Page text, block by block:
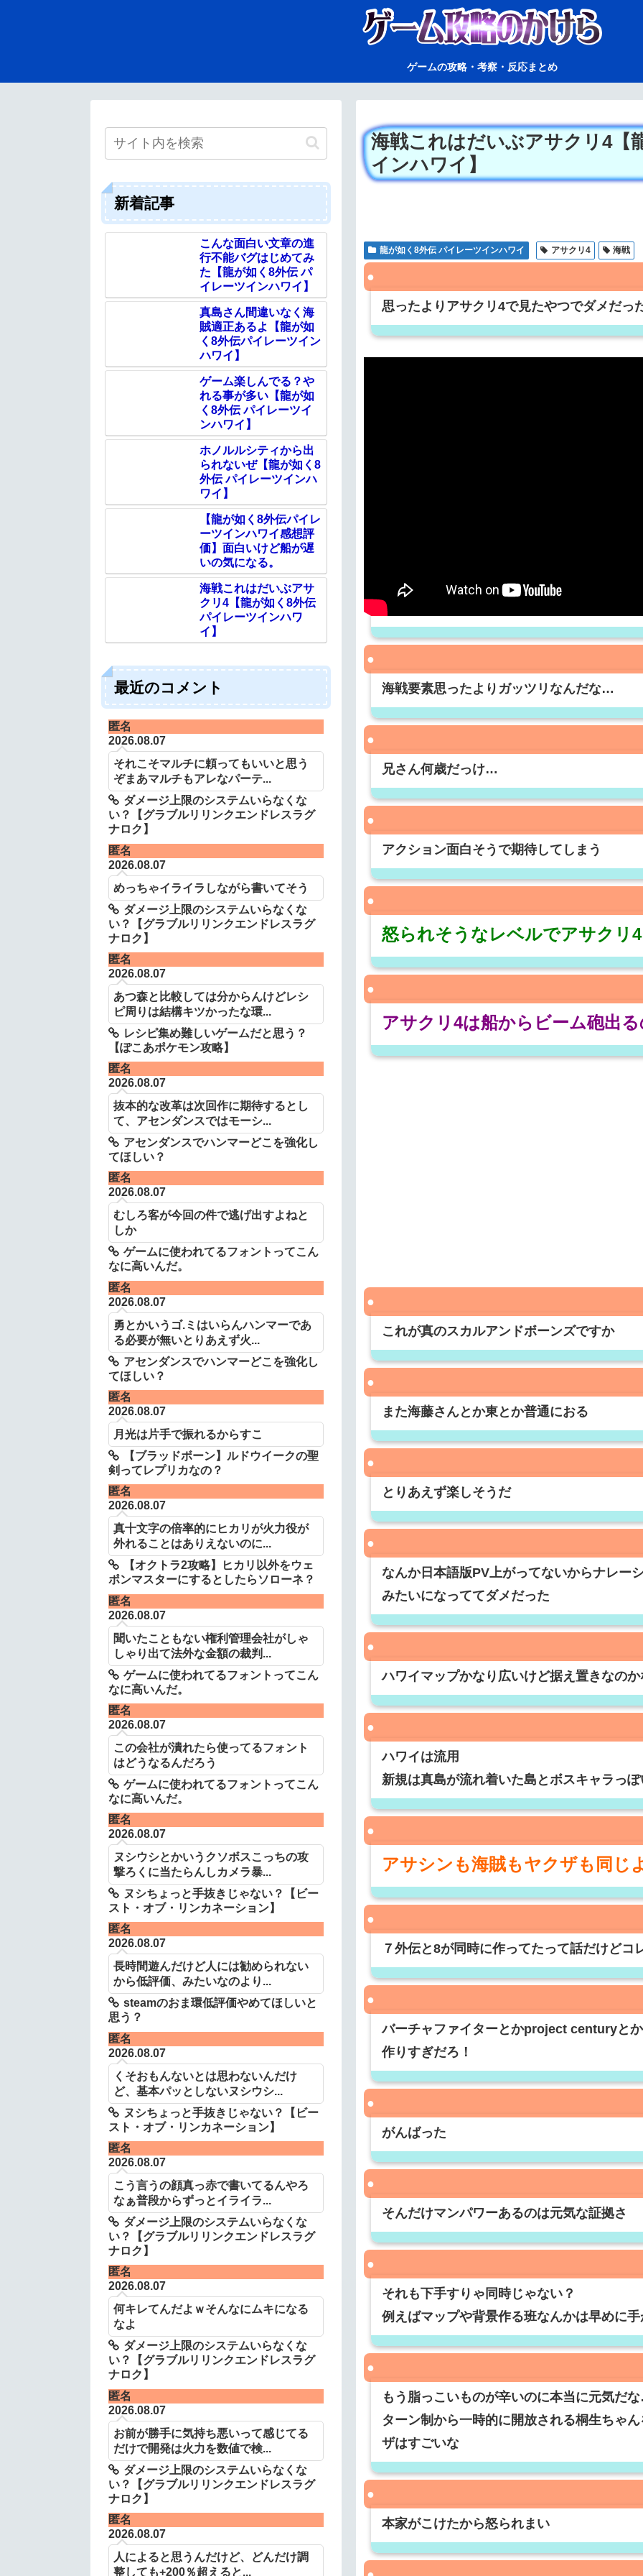
ゲームの攻略・考察・反応まとめ
海戦これはだいぶアサクリ4【
インハワイ】
龍が如く8外伝 パイレーツインハワイ アサクリ4 海戦
思ったよりアサクリ4で見たやつでダメだっ
海戦要素思ったよりガッツリなんだな…
兄さん何歳だっけ…
アクション面白そうで期待してしまう
怒られそうなレベルでアサクリ
アサクリ4は船からビーム砲出
これが真のスカルアンドボーンズですか
また海藤さんとか東とか普通におる
とりあえず楽しそうだ
なんか日本語版PV上がってないからナレー
みたいになっててダメだった
ハワイマップかなり広いけど据え置きなのか
ハワイは流用
新規は真島が流れ着いた島とボスキャラっ
アサシンも海賊もヤクザも同じ
７外伝と8が同時に作ってたって話だけど
バーチャファイターとかproject centuryと
作りすぎだろ！
がんばった
そんだけマンパワーあるのは元気な証拠さ
それも下手すりゃ同時じゃない？
例えばマップや背景作る班なんかは早めに
もう脂っこいものが辛いのに本当に元気だ
ターン制から一時的に開放される桐生ちゃ
ザはすごいな
本家がこけたから怒られまい
新着記事
こんな面白い文章の進
行不能バグはじめてみ
た【龍が如く8外伝 パ
イレーツインハワイ】
真島さん間違いなく海
賊適正あるよ【龍が如
く8外伝パイレーツイン
ハワイ】
ゲーム楽しんでる？や
れる事が多い【龍が如
く8外伝 パイレーツイ
ンハワイ】
ホノルルシティから出
られないぜ【龍が如く8
外伝 パイレーツインハ
ワイ】
【龍が如く8外伝パイレ
ーツインハワイ感想評
価】面白いけど船が遅
いの気になる。
海戦これはだいぶアサ
クリ4【龍が如く8外伝
パイレーツインハワ
イ】
最近のコメント
匿名
2026.08.07
それこそマルチに頼ってもいいと思う
ぞまあマルチもアレなパーテ...
ダメージ上限のシステムいらなくな
い？【グラブルリリンクエンドレスラグ
ナロク】
匿名
2026.08.07
めっちゃイライラしながら書いてそう
ダメージ上限のシステムいらなくな
い？【グラブルリリンクエンドレスラグ
ナロク】
匿名
2026.08.07
あつ森と比較しては分からんけどレシ
ピ周りは結構キツかったな環...
レシピ集め難しいゲームだと思う？
【ぽこあポケモン攻略】
匿名
2026.08.07
抜本的な改革は次回作に期待するとし
て、アセンダンスではモーシ...
アセンダンスでハンマーどこを強化し
てほしい？
匿名
2026.08.07
むしろ客が今回の件で逃げ出すよねと
しか
ゲームに使われてるフォントってこん
なに高いんだ。
匿名
2026.08.07
勇とかいうゴ.ミはいらんハンマーであ
る必要が無いとりあえず火...
アセンダンスでハンマーどこを強化し
てほしい？
匿名
2026.08.07
月光は片手で振れるからすこ
【ブラッドボーン】ルドウイークの聖
剣ってレプリカなの？
匿名
2026.08.07
真十文字の倍率的にヒカリが火力役が
外れることはありえないのに...
【オクトラ2攻略】ヒカリ以外をウェ
ポンマスターにするとしたらソローネ？
匿名
2026.08.07
聞いたこともない権利管理会社がしゃ
しゃり出て法外な金額の裁判...
ゲームに使われてるフォントってこん
なに高いんだ。
匿名
2026.08.07
この会社が潰れたら使ってるフォント
はどうなるんだろう
ゲームに使われてるフォントってこん
なに高いんだ。
匿名
2026.08.07
ヌシウシとかいうクソボスこっちの攻
撃ろくに当たらんしカメラ暴...
ヌシちょっと手抜きじゃない？【ビー
スト・オブ・リンカネーション】
匿名
2026.08.07
長時間遊んだけど人には勧められない
から低評価、みたいなのより...
steamのおま環低評価やめてほしいと
思う？
匿名
2026.08.07
くそおもんないとは思わないんだけ
ど、基本パッとしないヌシウシ...
ヌシちょっと手抜きじゃない？【ビー
スト・オブ・リンカネーション】
匿名
2026.08.07
こう言うの顔真っ赤で書いてるんやろ
なぁ普段からずっとイライラ...
ダメージ上限のシステムいらなくな
い？【グラブルリリンクエンドレスラグ
ナロク】
匿名
2026.08.07
何キレてんだよｗそんなにムキになる
なよ
ダメージ上限のシステムいらなくな
い？【グラブルリリンクエンドレスラグ
ナロク】
匿名
2026.08.07
お前が勝手に気持ち悪いって感じてる
だけで開発は火力を数値で検...
ダメージ上限のシステムいらなくな
い？【グラブルリリンクエンドレスラグ
ナロク】
匿名
2026.08.07
人によると思うんだけど、どんだけ調
整しても+200％超えると...